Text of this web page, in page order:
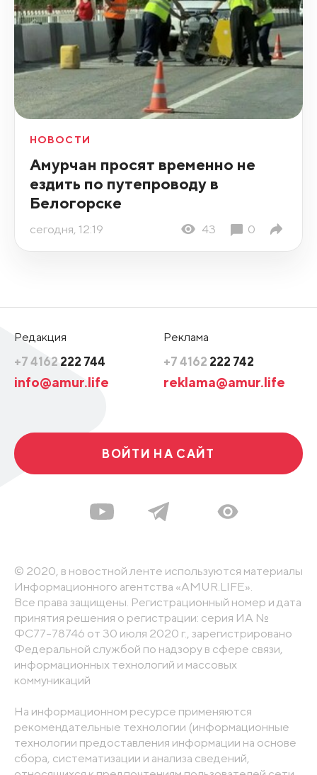
НОВОСТИ
Амурчан просят временно не
ездить по путепроводу в
Белогорске
сегодня, 12:19 43 0
Редакция
+7 4162 222 744
info@amur.life
Реклама
+7 4162 222 742
reklama@amur.life
ВОЙТИ НА САЙТ
© 2020, в новостной ленте используются материалы
Информационного агентства «AMUR.LIFE».
Все права защищены. Регистрационный номер и дата
принятия решения о регистрации: серия ИА №
ФС77-78746 от 30 июля 2020 г., зарегистрировано
Федеральной службой по надзору в сфере связи,
информационных технологий и массовых
коммуникаций
На информационном ресурсе применяются
рекомендательные технологии (информационные
технологии предоставления информации на основе
сбора, систематизации и анализа сведений,